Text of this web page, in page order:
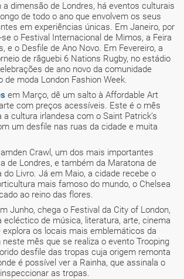
dimensão de Londres, há eventos culturais
de todo o ano que envolvem os seus
em experiências únicas. Em Janeiro, por
o Festival Internacional de Mimos, a Feira
e o Desfile de Ano Novo. Em Fevereiro, a
de râguebi 6 Nations Rugby, no estádio
de ano novo da comunidade
de moda London Fashion Week.
em Março, dê um salto à Affordable Art
com preços acessíveis. Este é o mês
cultura irlandesa com o Saint Patrick’s
um desfile nas ruas da cidade e muita
Crawl, um dos mais importantes
de Londres, e também da Maratona de
do Livro. Já em Maio, a cidade recebe o
mais famoso do mundo, o Chelsea
ao reino das flores.
Junho, chega o Festival da City of London,
ecléctico de música, literatura, arte, cinema
os locais mais emblemáticos da
mês que se realiza o evento Trooping
desfile das tropas cuja origem remonta
é possível ver a Rainha, que assinala o
as tropas.